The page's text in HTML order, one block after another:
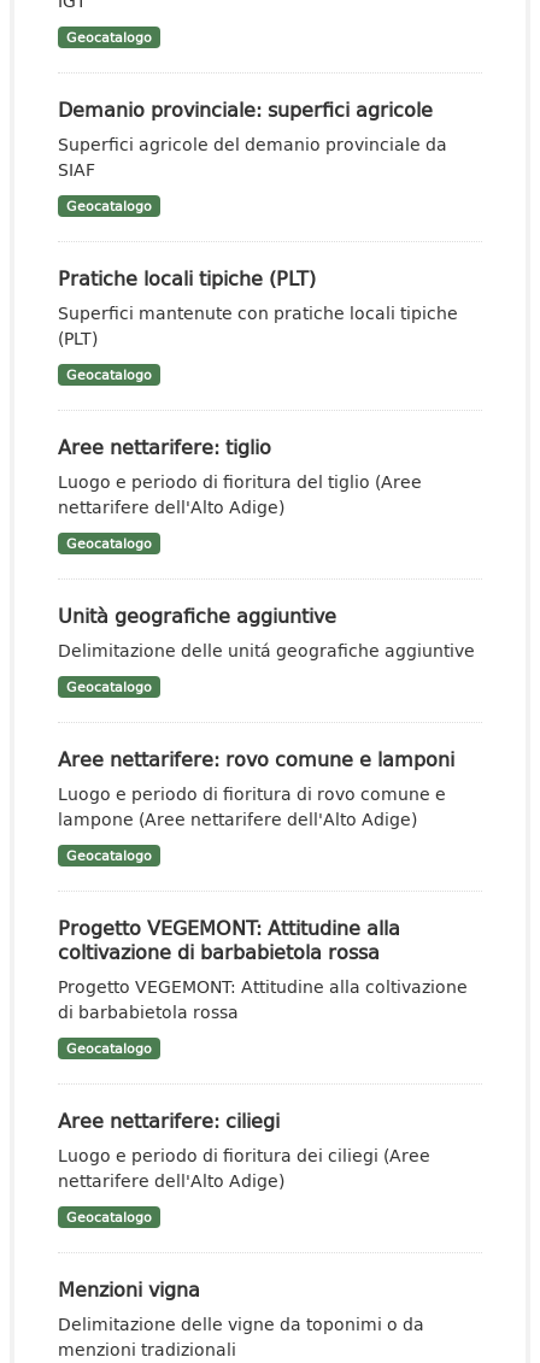
Geocatalogo
Demanio provinciale: superfici agricole
Superfici agricole del demanio provinciale da
SIAF
Geocatalogo
Pratiche locali tipiche (PLT)
Superfici mantenute con pratiche locali tipiche
(PLT)
Geocatalogo
Aree nettarifere: tiglio
Luogo e periodo di fioritura del tiglio (Aree
nettarifere dell'Alto Adige)
Geocatalogo
Unità geografiche aggiuntive
Delimitazione delle unitá geografiche aggiuntive
Geocatalogo
Aree nettarifere: rovo comune e lamponi
Luogo e periodo di fioritura di rovo comune e
lampone (Aree nettarifere dell'Alto Adige)
Geocatalogo
Progetto VEGEMONT: Attitudine alla
coltivazione di barbabietola rossa
Progetto VEGEMONT: Attitudine alla coltivazione
di barbabietola rossa
Geocatalogo
Aree nettarifere: ciliegi
Luogo e periodo di fioritura dei ciliegi (Aree
nettarifere dell'Alto Adige)
Geocatalogo
Menzioni vigna
Delimitazione delle vigne da toponimi o da
menzioni tradizionali